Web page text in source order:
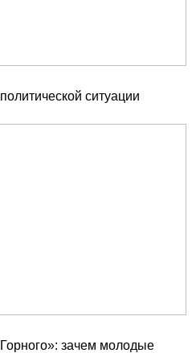
ситуации
зачем молодые